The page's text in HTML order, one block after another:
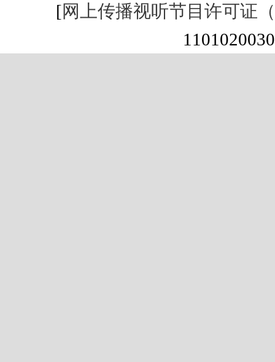
[网上传播视听节目许可证